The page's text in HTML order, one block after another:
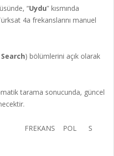
“Uydu” kısmında
4a frekanslarını manuel
) bölümlerini açık olarak
tarama sonucunda, güncel
POL S